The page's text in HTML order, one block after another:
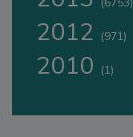
2012 (971)
2010 (1)